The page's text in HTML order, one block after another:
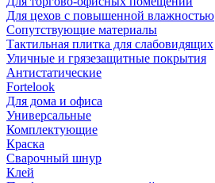
Для цехов с повышенной влажностью
Сопутствующие материалы
Тактильная плитка для слабовидящих
Уличные и грязезащитные покрытия
Антистатические
Fortelook
Для дома и офиса
Универсальные
Комплектующие
Краска
Сварочный шнур
Клей